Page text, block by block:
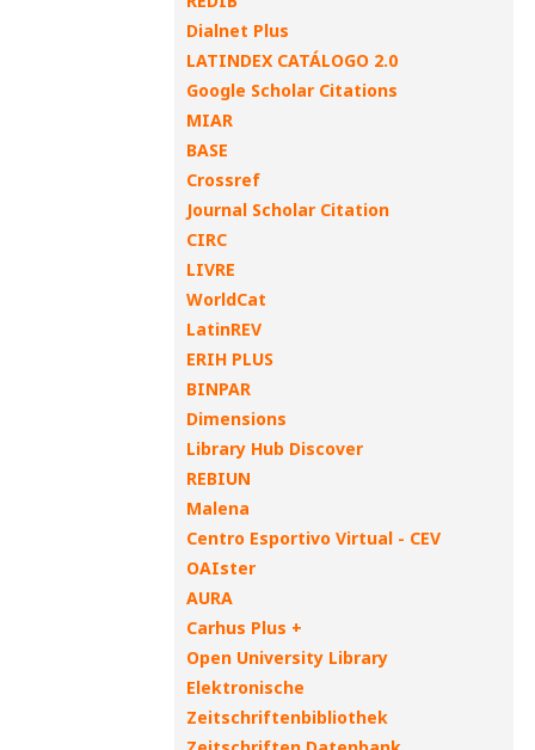
Dialnet Plus
LATINDEX CATÁLOGO 2.0
Google Scholar Citations
MIAR
BASE
Crossref
Journal Scholar Citation
CIRC
LIVRE
WorldCat
LatinREV
ERIH PLUS
BINPAR
Dimensions
Library Hub Discover
REBIUN
Malena
Centro Esportivo Virtual - CEV
OAIster
AURA
Carhus Plus +
Open University Library
Elektronische
Zeitschriftenbibliothek